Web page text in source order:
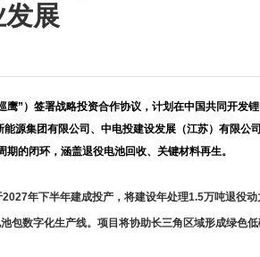
展
”）签署战略投资合作协议，计划在中国共同开发
源集团有限公司、中电投建设发展（江苏）有限公
的闭环，涵盖退役电池回收、关键材料再生。
年下半年建成投产，将建设年处理1.5万吨退役
包数字化生产线。项目将协助长三角区域形成绿色